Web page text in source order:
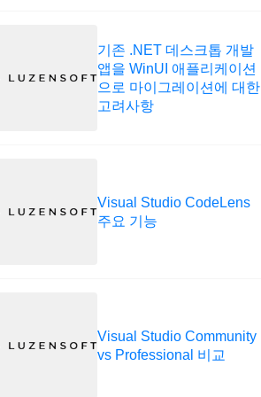
기존 .NET 데스크톱 개발
앱을 WinUI 애플리케이션
으로 마이그레이션에 대한
고려사항
Visual Studio CodeLens
주요 기능
Visual Studio Community
vs Professional 비교